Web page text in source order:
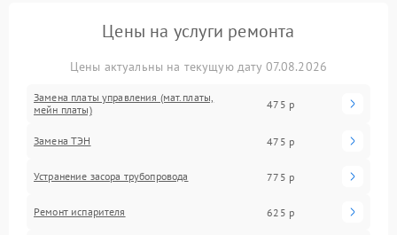
Цены на услуги ремонта
Цены актуальны на текущую дату 07.08.2026
Замена платы управления (мат.платы,
мейн платы)
475 р
Замена ТЭН 475 р
Устранение засора трубопровода 775 р
Ремонт испарителя 625 р